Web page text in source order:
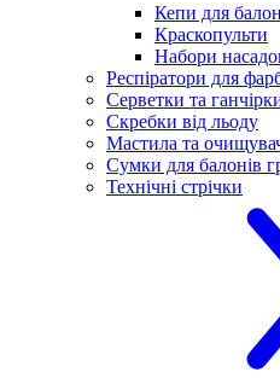
Кепи для
Краскопульти
Набори
Респіратори для
Серветки та
Скребки від льоду
Мастила та
Сумки для балонів
Технічні стрічки